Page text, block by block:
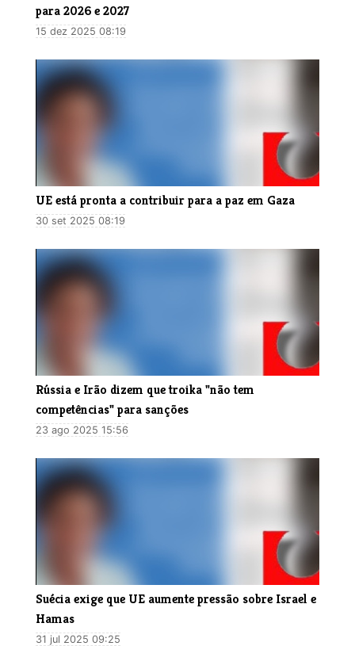
para 2026 e 2027
15 dez 2025 08:19
UE está pronta a contribuir para a paz em Gaza
30 set 2025 08:19
Rússia e Irão dizem que troika "não tem
competências" para sanções
23 ago 2025 15:56
Suécia exige que UE aumente pressão sobre Israel e
Hamas
31 jul 2025 09:25